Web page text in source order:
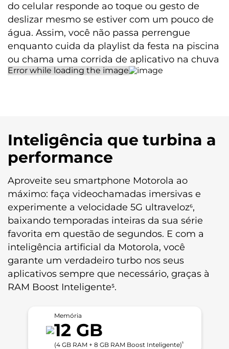
do celular responde ao toque ou gesto de
deslizar mesmo se estiver com um pouco de
água. Assim, você não passa perrengue
enquanto cuida da playlist da festa na piscina
ou chama uma corrida de aplicativo na chuva
Inteligência que turbina a
performance
Aproveite seu smartphone Motorola ao
máximo: faça videochamadas imersivas e
experimente a velocidade 5G ultraveloz⁶,
baixando temporadas inteiras da sua série
favorita em questão de segundos. E com a
inteligência artificial da Motorola, você
garante um verdadeiro turbo nos seus
aplicativos sempre que necessário, graças à
RAM Boost Inteligente⁵.
Memória
12 GB
(4 GB RAM + 8 GB RAM Boost Inteligente)⁵